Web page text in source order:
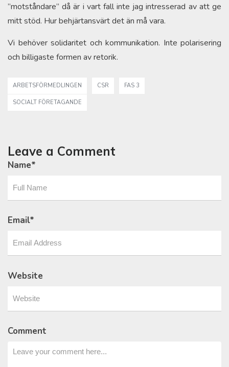
”motståndare” då är i vart fall inte jag intresserad av att ge
mitt stöd. Hur behjärtansvärt det än må vara.
Vi behöver solidaritet och kommunikation. Inte polarisering
och billigaste formen av retorik.
ARBETSFÖRMEDLINGEN CSR FAS 3
SOCIALT FÖRETAGANDE
Leave a Comment
Name*
Email*
Website
Comment